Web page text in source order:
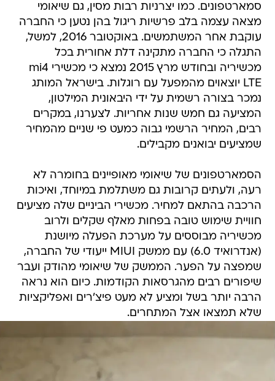
סמארטפונים. כמו יצרניות רבות מסין, גם שיאומי
מצאה עצמה בלב פרשיות ריגול בהן נטען כי החברה
עוקבת אחר המשתמשים. באוקטובר 2016, למשל,
התגלה כי החברה מתקינה דלת אחורית בכל
מכשיריה ובחודש מרץ 2015 נמצא כי מכשירי mi4
LTE יוצאוים מהמפעל עם רוגלות. בישראל המותג
נמכר בצורה רשמית על ידי היבאונית המילטון,
המציעה גם חמש שנות אחריות. לצערנו, במקרים
רבים, המחיר הרשמי גבוה כמעט פי שניים מהמחיר
שמציעים יבואנים מקבילים.
הסמארטפונים של שיאומי מאופיינים בחומרה לא
רעה, ולעתים קרובות גם משתלמת במיוחד, ואיכות
הרכבה בהתאם למחיר. מכשירי הביניים שלה מציעים
חוויית שימוש טובה בפחות מאלף שקלים ולרוב
מכשיריה מבוססים על מערכת הפעלה מיושנת
(אנדרואיד 6.0) עם ממשק MIUI ייעודי של החברה,
שמפצה על הפער. הממשק של שיאומי מהודק ועבר
שיפורים רבים מהגרסאות הקודמות. כיום הוא נראה
הרבה יותר בשל ומציע לא מעט פיצ'רים ואפליקציות
שלא תמצאו אצל המתחרים.